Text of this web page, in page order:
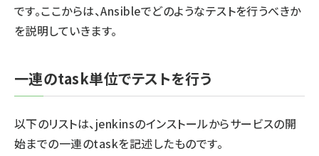
です。ここからは、Ansibleでどのようなテストを行うべきか
を説明していきます。
一連のtask単位でテストを行う
以下のリストは、jenkinsのインストールからサービスの開
始までの一連のtaskを記述したものです。